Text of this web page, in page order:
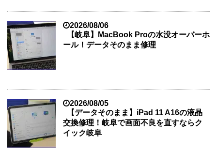
2026/08/06
【岐阜】MacBook Proの水没オーバーホ
ール！データそのまま修理
2026/08/05
【データそのまま】iPad 11 A16の液晶
交換修理！岐阜で画面不良を直すならク
イック岐阜